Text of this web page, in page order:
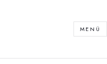
MENÜ